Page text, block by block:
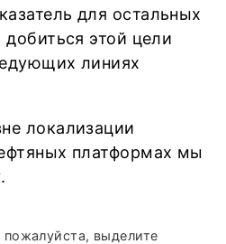
для остальных
этой цели
линиях
локализации
платформах мы
выделите